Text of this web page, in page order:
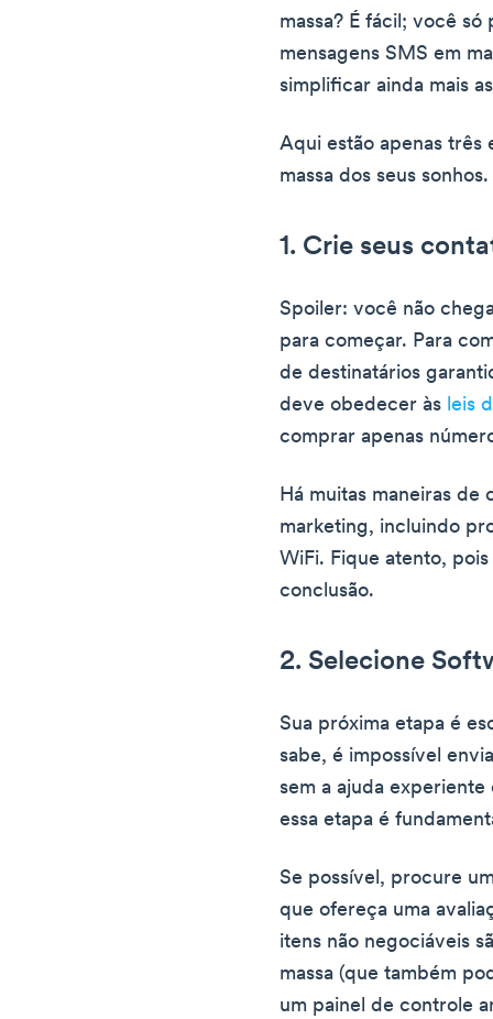
massa? É fácil; você
mensagens SMS em
simplificar ainda mais
Aqui estão apenas três
massa dos seus sonhos.
1. Crie seus
Spoiler: você não
para começar. Para
de destinatários
deve obedecer às leis
comprar apenas
Há muitas maneiras de
marketing, incluindo
WiFi. Fique atento,
conclusão.
2. Selecione
Sua próxima etapa é
sabe, é impossível
sem a ajuda
essa etapa é
Se possível, procure
que ofereça uma
itens não negociáveis
massa (que também
um painel de controle